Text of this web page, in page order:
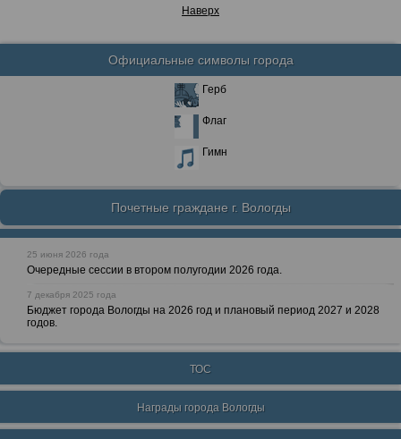
Наверх
Официальные символы города
Герб
Флаг
Гимн
Почетные граждане г. Вологды
25 июня 2026 года
Очередные сессии в втором полугодии 2026 года.
7 декабря 2025 года
Бюджет города Вологды на 2026 год и плановый период 2027 и 2028
годов.
ТОС
Награды города Вологды